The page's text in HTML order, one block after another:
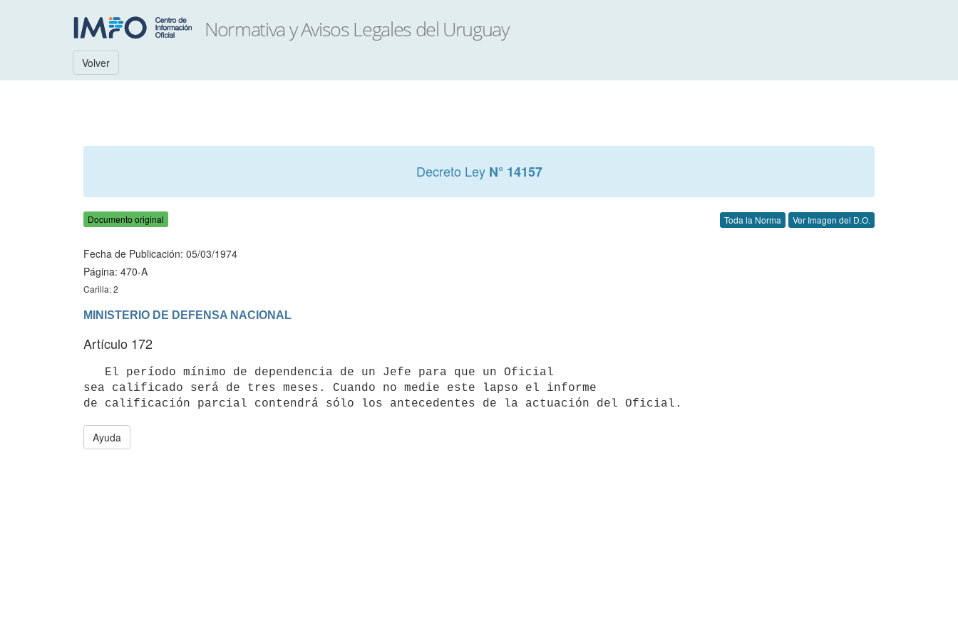
Volver
Decreto Ley N° 14157
Documento original Toda la Norma Ver Imagen del D.O.
Fecha de Publicación: 05/03/1974
Página: 470-A
Carilla: 2
MINISTERIO DE DEFENSA NACIONAL
Artículo 172
sea calificado será de tres meses. Cuando no medie este lapso el informe
Ayuda